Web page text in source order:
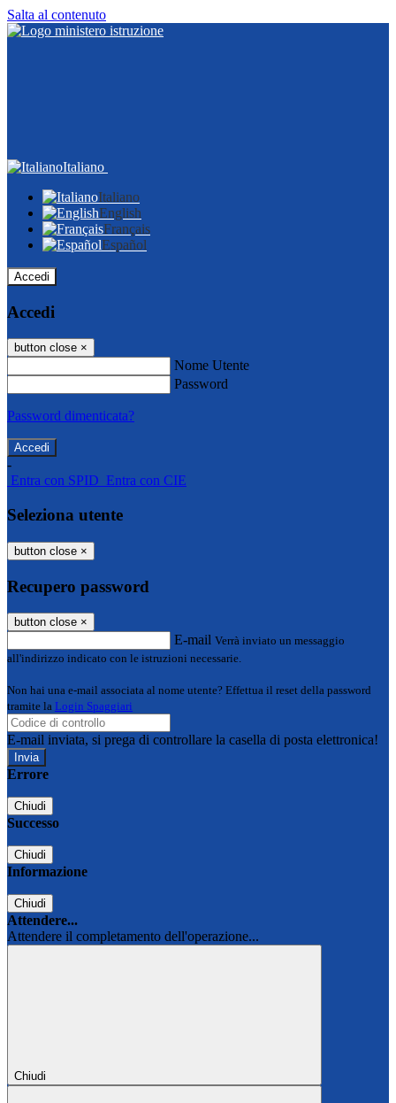
Salta al contenuto
Italiano
Italiano
English
Français
Español
Accedi
Accedi
button close ×
Nome Utente
Password
Password dimenticata?
-
Entra con SPID Entra con CIE
Seleziona utente
button close ×
Recupero password
button close ×
E-mail Verrà inviato un messaggio
all'indirizzo indicato con le istruzioni necessarie.
Non hai una e-mail associata al nome utente? Effettua il reset della password
tramite la Login Spaggiari
E-mail inviata, si prega di controllare la casella di posta elettronica!
Errore
Chiudi
Successo
Chiudi
Informazione
Chiudi
Attendere...
Attendere il completamento dell'operazione...
Chiudi